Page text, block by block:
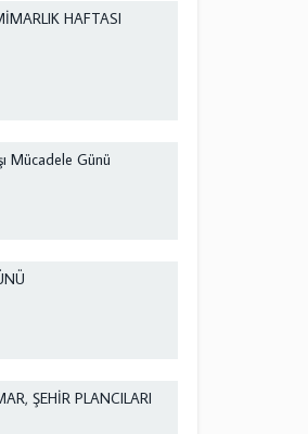
HAFTASI
Mücadele Günü
ŞEHİR PLANCILARI